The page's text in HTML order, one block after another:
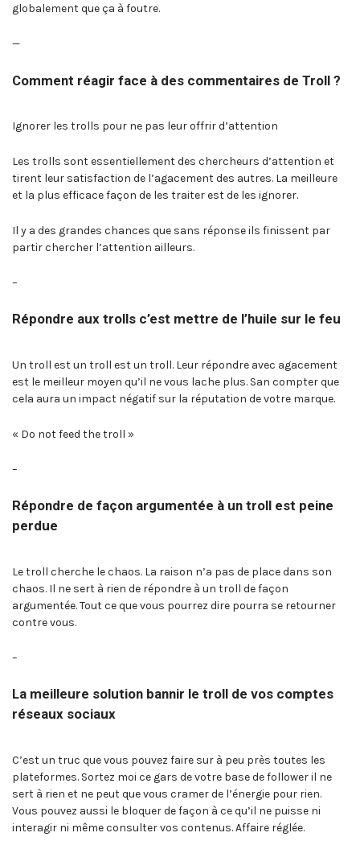
globalement que ça à foutre.
—
Comment réagir face à des commentaires de Troll ?
Ignorer les trolls pour ne pas leur offrir d’attention
Les trolls sont essentiellement des chercheurs d’attention et
tirent leur satisfaction de l’agacement des autres. La meilleure
et la plus efficace façon de les traiter est de les ignorer.
Il y a des grandes chances que sans réponse ils finissent par
partir chercher l’attention ailleurs.
–
Répondre aux trolls c’est mettre de l’huile sur le feu
Un troll est un troll est un troll. Leur répondre avec agacement
est le meilleur moyen qu’il ne vous lache plus. San compter que
cela aura un impact négatif sur la réputation de votre marque.
« Do not feed the troll »
–
Répondre de façon argumentée à un troll est peine
perdue
Le troll cherche le chaos. La raison n’a pas de place dans son
chaos. Il ne sert à rien de répondre à un troll de façon
argumentée. Tout ce que vous pourrez dire pourra se retourner
contre vous.
–
La meilleure solution bannir le troll de vos comptes
réseaux sociaux
C’est un truc que vous pouvez faire sur à peu près toutes les
plateformes. Sortez moi ce gars de votre base de follower il ne
sert à rien et ne peut que vous cramer de l’énergie pour rien.
Vous pouvez aussi le bloquer de façon à ce qu’il ne puisse ni
interagir ni même consulter vos contenus. Affaire réglée.